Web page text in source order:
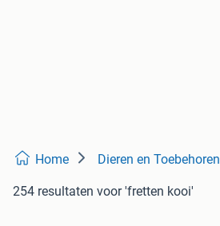
Home Dieren en Toebehoren
254 resultaten voor 'fretten kooi'